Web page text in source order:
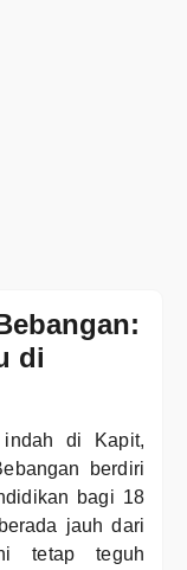
di
di Kapit,
berdiri
bagi 18
jauh dari
tetap teguh